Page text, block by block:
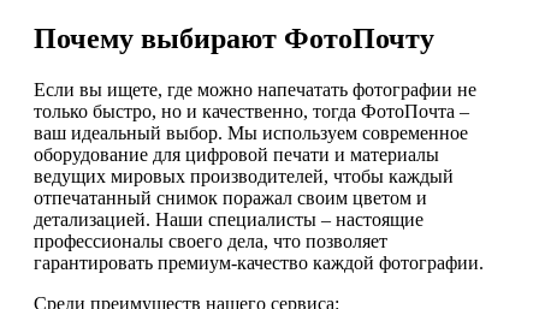
Почему выбирают ФотоПочту
Если вы ищете, где можно напечатать фотографии не
только быстро, но и качественно, тогда ФотоПочта –
ваш идеальный выбор. Мы используем современное
оборудование для цифровой печати и материалы
ведущих мировых производителей, чтобы каждый
отпечатанный снимок поражал своим цветом и
детализацией. Наши специалисты – настоящие
профессионалы своего дела, что позволяет
гарантировать премиум-качество каждой фотографии.
Среди преимуществ нашего сервиса: